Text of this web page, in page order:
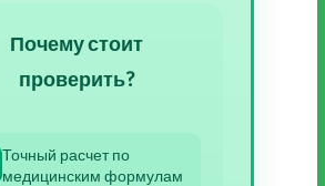
Почему стоит
проверить?
Точный расчет по
медицинским формулам